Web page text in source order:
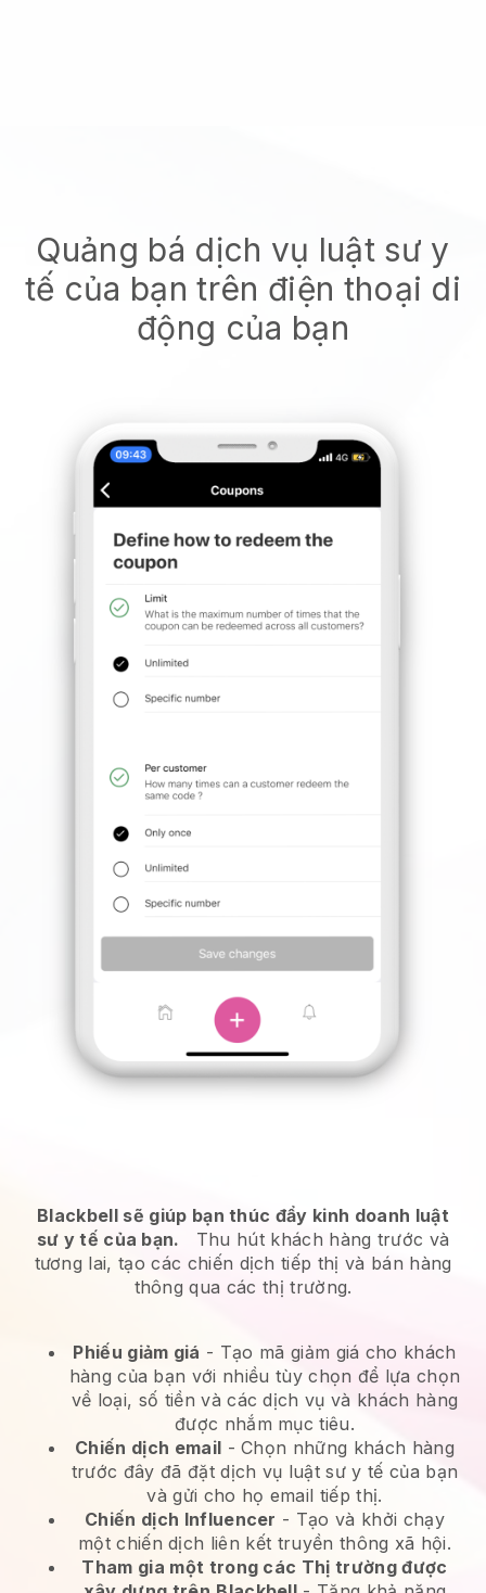
Quảng bá dịch vụ luật sư y
tế của bạn trên điện thoại di
động của bạn
Blackbell sẽ giúp bạn thúc đẩy kinh doanh luật
sư y tế của bạn.
Thu hút khách hàng trước và
tương lai, tạo các chiến dịch tiếp thị và bán hàng
thông qua các thị trường.
Phiếu giảm giá - Tạo mã giảm giá cho khách
hàng của bạn với nhiều tùy chọn để lựa chọn
về loại, số tiền và các dịch vụ và khách hàng
được nhắm mục tiêu.
Chiến dịch email -Chọn những khách hàng
trước đây đã đặt dịch vụ luật sư y tế của bạn
và gửi cho họ email tiếp thị.
Chiến dịch Influencer - Tạo và khởi chạy
một chiến dịch liên kết truyền thông xã hội.
Tham gia một trong các Thị trường được